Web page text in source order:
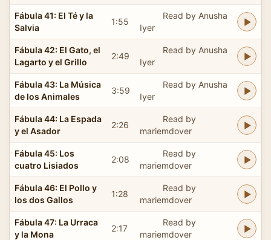
Fábula 41: El Té y la
Salvia
1:55
Read by Anusha
Iyer
Fábula 42: El Gato, el
Lagarto y el Grillo
2:49
Read by Anusha
Iyer
Fábula 43: La Música
de los Animales
3:59
Read by Anusha
Iyer
Fábula 44: La Espada
y el Asador
2:26
Read by
mariemdover
Fábula 45: Los
cuatro Lisiados
2:08
Read by
mariemdover
Fábula 46: El Pollo y
los dos Gallos
1:28
Read by
mariemdover
Fábula 47: La Urraca
y la Mona
2:17
Read by
mariemdover